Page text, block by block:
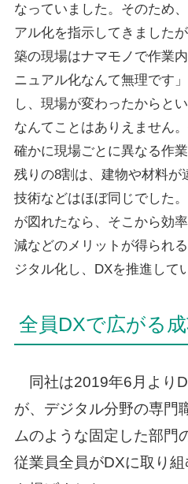
なっていました。そのため
アル化を指示してきました
築の現場はナマモノで作業
ニュアル化なんて無理です
し、現場が変わったからと
なんてことはありえません
確かに現場ごとに異なる作
残りの8割は、建物や材料が
技術などはほぼ同じでした
が図れたなら、そこから効
減などのメリットが得られ
ジタル化し、DXを推進して
全員DXで広がる
同社は2019年6月より
が、デジタル分野の専門
ムのような固定した部門
従業員全員がDXに取り